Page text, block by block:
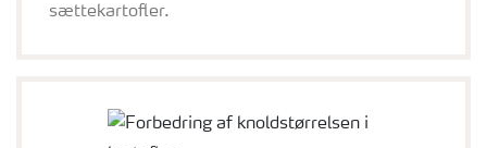
sættekartofler.